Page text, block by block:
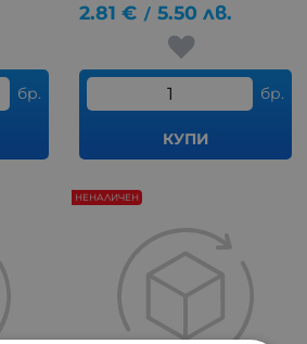
бр.
2.81 € / 5.50 лв.
бр.
КУПИ
НЕНАЛИЧЕН